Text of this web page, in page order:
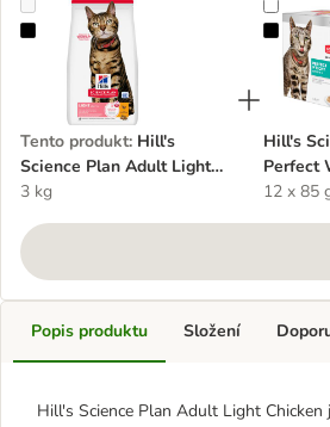
Hill's Science Plan Adult Light Chicken
Tento produkt: Hill's
Science Plan Adult Light
Chicken
3 kg
Hill's
Hill's
Perfect
Salmon
12 x 85
Popis produktu
Hill's Science Plan Adult Light
Složení